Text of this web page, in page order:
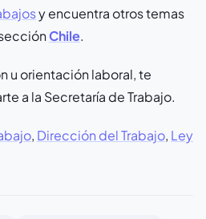
y encuentra otros temas
Chile.
u orientación laboral, te
a la Secretaría de Trabajo.
, Dirección del Trabajo, Ley